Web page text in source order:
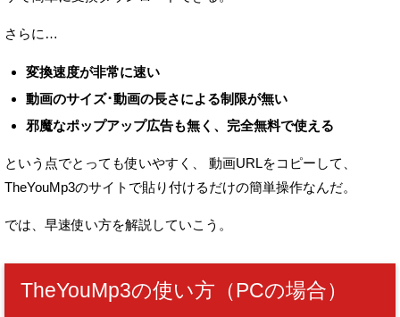
さらに…
変換速度が非常に速い
動画のサイズ･動画の長さによる制限が無い
邪魔なポップアップ広告も無く、完全無料で使える
という点でとっても使いやすく、
動画URLをコピーして、
TheYouMp3のサイトで貼り付けるだけの簡単操作なんだ。
では、早速使い方を解説していこう。
TheYouMp3の使い方（PCの場合）